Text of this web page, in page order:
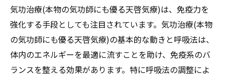
気功治療(本物の気功師にも優る天啓気療)は、免疫力を
強化する手段としても注目されています。気功治療(本物
の気功師にも優る天啓気療)の基本的な動きと呼吸法は、
体内のエネルギーを最適に流すことを助け、免疫系のバ
ランスを整える効果があります。特に呼吸法の調整によ